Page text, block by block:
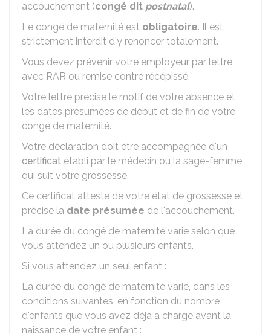
accouchement (congé dit postnatal).
Le congé de maternité est obligatoire. Il est
strictement interdit d'y renoncer totalement.
Vous devez prévenir votre employeur par lettre
avec RAR ou remise contre récépissé.
Votre lettre précise le motif de votre absence et
les dates présumées de début et de fin de votre
congé de maternité.
Votre déclaration doit être accompagnée d'un
certificat établi par le médecin ou la sage-femme
qui suit votre grossesse.
Ce certificat atteste de votre état de grossesse et
précise la date présumée de l'accouchement.
La durée du congé de maternité varie selon que
vous attendez un ou plusieurs enfants.
Si vous attendez un seul enfant :
La durée du congé de maternité varie, dans les
conditions suivantes, en fonction du nombre
d'enfants que vous avez déjà à charge avant la
naissance de votre enfant :